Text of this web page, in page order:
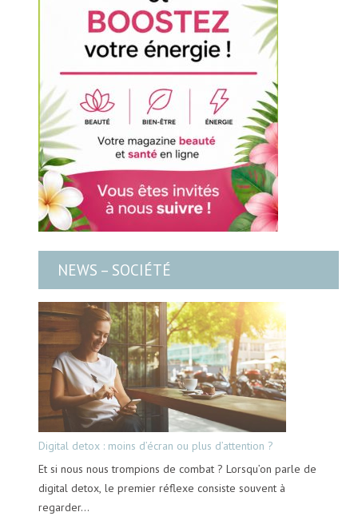
NEWS – SOCIÉTÉ
Digital detox : moins d’écran ou plus d’attention ?
Et si nous nous trompions de combat ? Lorsqu’on parle de
digital detox, le premier réflexe consiste souvent à
regarder…